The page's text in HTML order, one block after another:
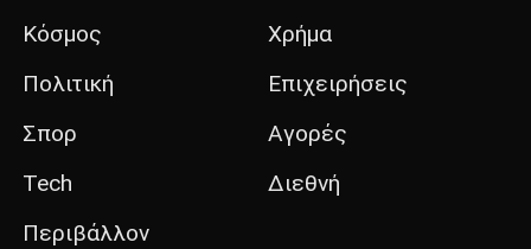
Κόσμος
Πολιτική
Σπορ
Tech
Περιβάλλον
Χρήμα
Επιχειρήσεις
Αγορές
Διεθνή